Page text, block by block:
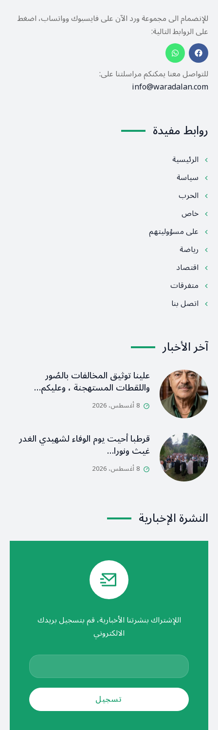
للإنضمام الى مجموعة ورد الآن على فايسبوك وواتساب، اضغط
على الروابط التالية:
للتواصل معنا يمكنكم مراسلتنا على:
info@waradalan.com
روابط مفيدة
الرئيسية
سياسة
الحرب
خاص
على مسؤوليتهم
رياضة
اقتصاد
متفرقات
اتصل بنا
آخر الأخبار
علينا توثيق المخالفات بالصُور
واللقطات المستهجنة ، وعليكم…
8 أغسطس، 2026
قرطبا أحيت يوم الوفاء لشهيدي الغدر
غيث ونورا…
8 أغسطس، 2026
النشرة الإخبارية
اللإشتراك بنشرتنا الأخبارية، قم بتسجيل بريدك
الالكتروني